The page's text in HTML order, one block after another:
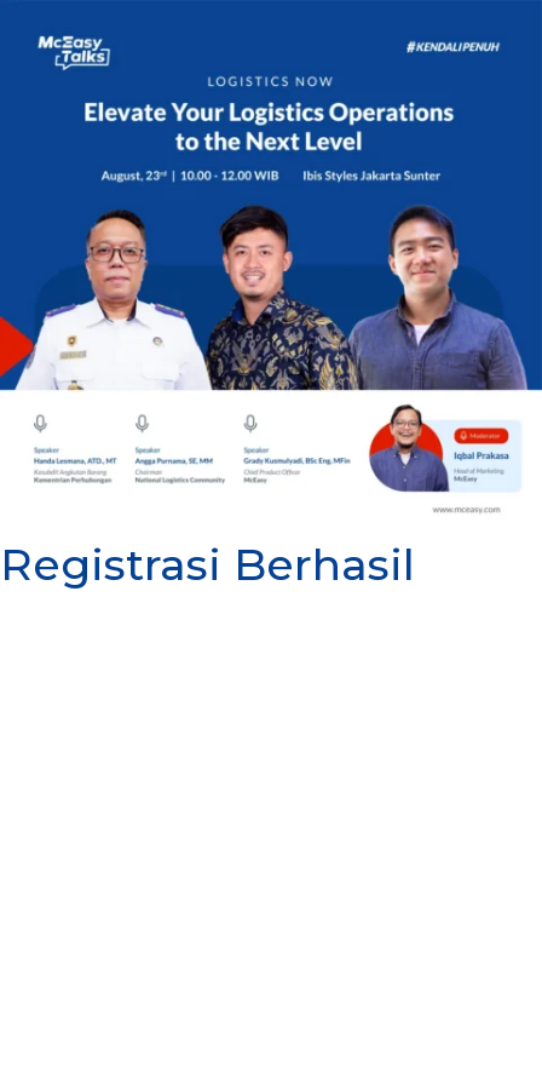
Registrasi Berhasil